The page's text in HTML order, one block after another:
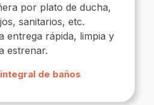
por plato de ducha,
sanitarios, etc.
entrega rápida, limpia y
estrenar.
de baños